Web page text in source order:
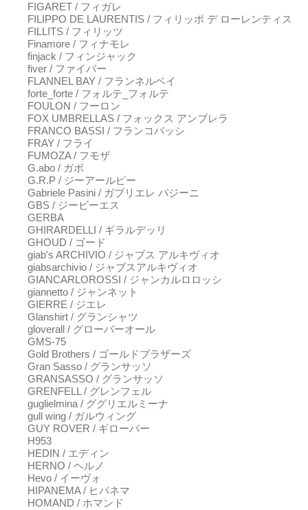
FIGARET / フィガレ
FILIPPO DE LAURENTIS / フィリッポ デ ローレンティス
FILLITS / フィリッツ
Finamore / フィナモレ
finjack / フィンジャック
fiver / ファイバー
FLANNEL BAY / フランネルベイ
forte_forte / フォルテ_フォルテ
FOULON / フーロン
FOX UMBRELLAS / フォックス アンブレラ
FRANCO BASSI / フランコバッシ
FRAY / フライ
FUMOZA / フモザ
G.abo / ガボ
G.R.P / ジーアールピー
Gabriele Pasini / ガブリエレ パジーニ
GBS / ジービーエス
GERBA
GHIRARDELLI / ギラルデッリ
GHOUD / ゴード
giab's ARCHIVIO / ジャブス アルキヴィオ
giabsarchivio / ジャブスアルキヴィオ
GIANCARLOROSSI / ジャンカルロロッシ
giannetto / ジャンネット
GIERRE / ジエレ
Glanshirt / グランシャツ
gloverall / グローバーオール
GMS-75
Gold Brothers / ゴールドブラザーズ
Gran Sasso / グランサッソ
GRANSASSO / グランサッソ
GRENFELL / グレンフェル
guglielmina / ググリエルミーナ
gull wing / ガルウィング
GUY ROVER / ギローバー
H953
HEDIN / エディン
HERNO / ヘルノ
Hevo / イーヴォ
HIPANEMA / ヒパネマ
HOMAND / ホマンド